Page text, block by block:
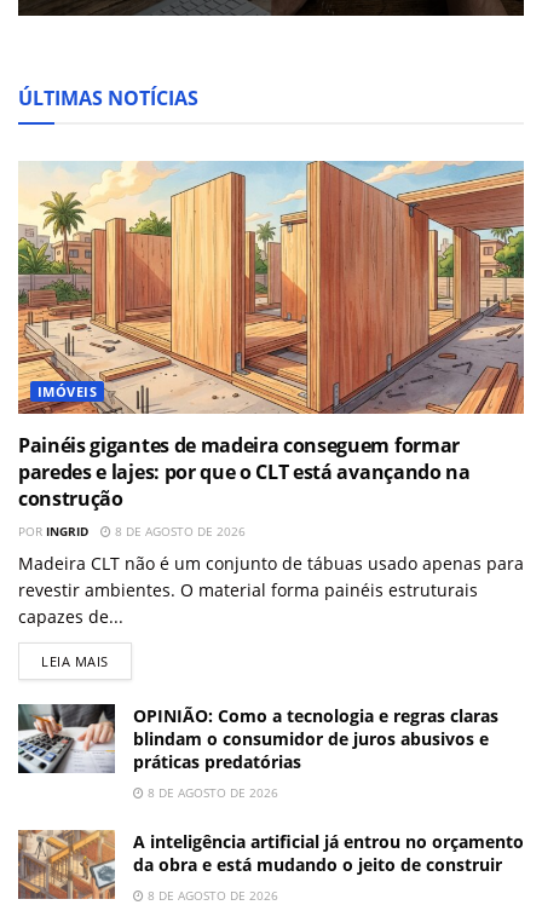
ÚLTIMAS NOTÍCIAS
IMÓVEIS
Painéis gigantes de madeira conseguem formar
paredes e lajes: por que o CLT está avançando na
construção
POR INGRID 8 DE AGOSTO DE 2026
Madeira CLT não é um conjunto de tábuas usado apenas para
revestir ambientes. O material forma painéis estruturais
capazes de...
LEIA MAIS
OPINIÃO: Como a tecnologia e regras claras
blindam o consumidor de juros abusivos e
práticas predatórias
8 DE AGOSTO DE 2026
A inteligência artificial já entrou no orçamento
da obra e está mudando o jeito de construir
8 DE AGOSTO DE 2026